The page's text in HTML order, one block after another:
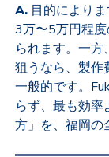
A. 目的により
3万〜5万円程
られます。一
狙うなら、製
一般的です。
らず、最も効
方」を、福岡の